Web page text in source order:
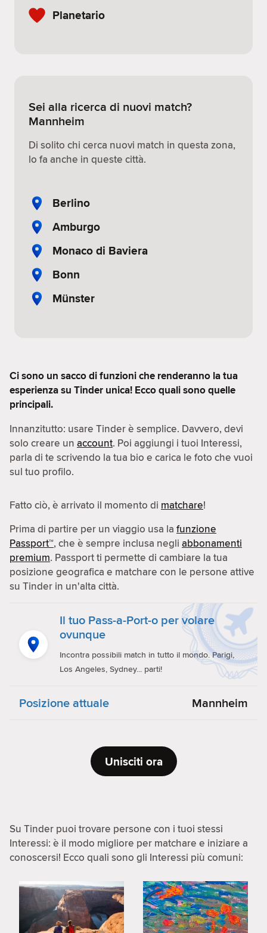
Planetario
Sei alla ricerca di nuovi match?
Mannheim
Di solito chi cerca nuovi match in questa zona,
lo fa anche in queste città.
Berlino
Amburgo
Monaco di Baviera
Bonn
Münster
Ci sono un sacco di funzioni che renderanno la tua
esperienza su Tinder unica! Ecco quali sono quelle
principali.
Innanzitutto: usare Tinder è semplice. Davvero, devi
solo creare un account. Poi aggiungi i tuoi Interessi,
parla di te scrivendo la tua bio e carica le foto che vuoi
sul tuo profilo.
Fatto ciò, è arrivato il momento di matchare!
Prima di partire per un viaggio usa la funzione
Passport™, che è sempre inclusa negli abbonamenti
premium. Passport ti permette di cambiare la tua
posizione geografica e matchare con le persone attive
su Tinder in un'alta città.
Il tuo Pass-a-Port-o per volare
ovunque
Incontra possibili match in tutto il mondo. Parigi,
Los Angeles, Sydney... parti!
Posizione attuale Mannheim
Unisciti ora
Su Tinder puoi trovare persone con i tuoi stessi
Interessi: è il modo migliore per matchare e iniziare a
conoscersi! Ecco quali sono gli Interessi più comuni: